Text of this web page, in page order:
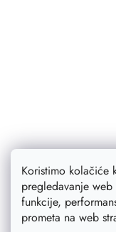
Koristimo kolačiće
pregledavanje
funkcije,
prometa na web